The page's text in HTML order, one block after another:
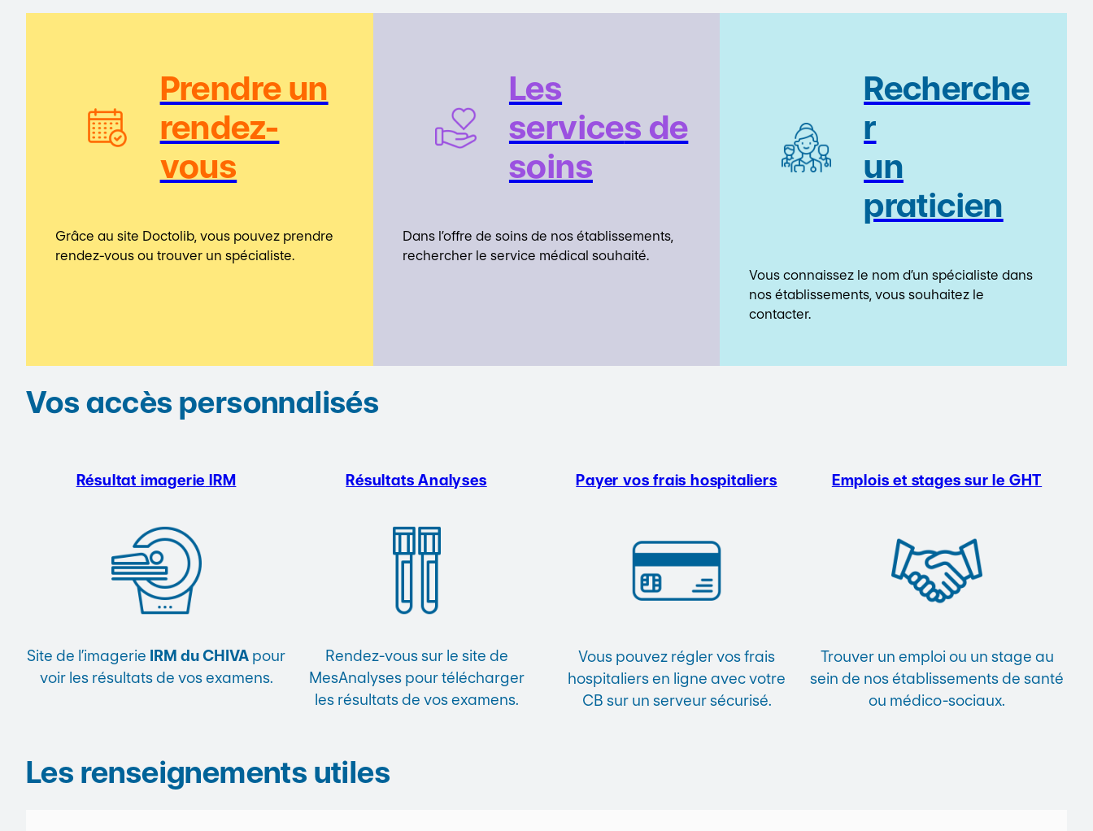
Prendre un
rendez-
vous
Grâce au site Doctolib, vous pouvez prendre
rendez-vous ou trouver un spécialiste.
Les
services de
soins
Dans l’offre de soins de nos établissements,
rechercher le service médical souhaité.
Recherche
r
un
praticien
Vous connaissez le nom d’un spécialiste dans
nos établissements, vous souhaitez le
contacter.
Vos accès personnalisés
Résultat imagerie IRM
Site de l’imagerie IRM du CHIVA pour
voir les résultats de vos examens.
Résultats Analyses
Rendez-vous sur le site de
MesAnalyses pour télécharger
les résultats de vos examens.
Payer vos frais hospitaliers
Vous pouvez régler vos frais
hospitaliers en ligne avec votre
CB sur un serveur sécurisé.
Emplois et stages sur le GHT
Trouver un emploi ou un stage au
sein de nos établissements de santé
ou médico-sociaux.
Les renseignements utiles